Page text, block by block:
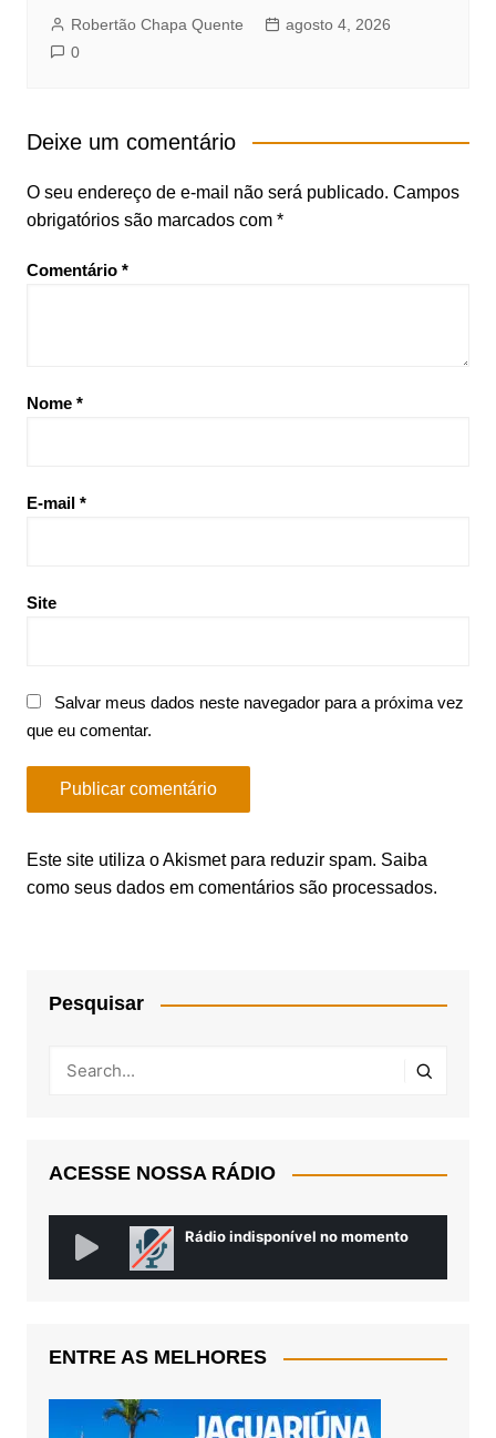
Robertão Chapa Quente
agosto 4, 2026
0
Deixe um comentário
O seu endereço de e-mail não será publicado. Campos
obrigatórios são marcados com *
Comentário *
Nome *
E-mail *
Site
Salvar meus dados neste navegador para a próxima vez
que eu comentar.
Este site utiliza o Akismet para reduzir spam. Saiba
como seus dados em comentários são processados.
Pesquisar
ACESSE NOSSA RÁDIO
ENTRE AS MELHORES